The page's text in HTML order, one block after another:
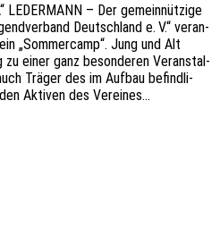
LEDERMANN – Der gemein­nüt­zi­ge
Deutsch­land e. V.“ veran­
„Sommer­camp“. Jung und Alt
einer ganz beson­de­ren Veran­stal­
Träger des im Aufbau befind­li­
Akti­ven des Vereines…